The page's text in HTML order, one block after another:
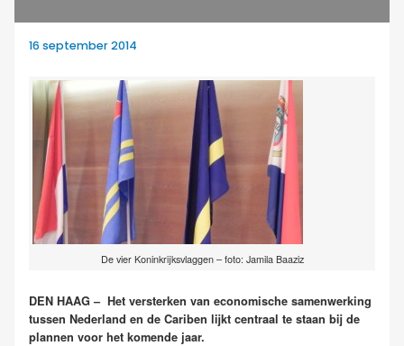
16 september 2014
De vier Koninkrijksvlaggen – foto: Jamila Baaziz
DEN HAAG – Het versterken van economische samenwerking
tussen Nederland en de Cariben lijkt centraal te staan bij de
plannen voor het komende jaar.